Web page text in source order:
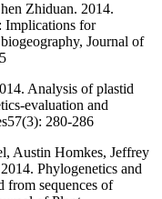
Zhiduan. 2014.
Implications for
Journal of
Analysis of plastid
evaluation and
280-286
Austin Homkes, Jeffrey
Phylogenetics and
from sequences of